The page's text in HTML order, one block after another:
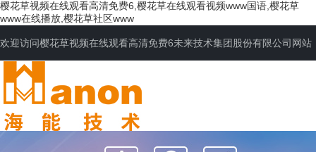
樱花草视频在线观看高清免费6,樱花草在线观看视频www国语,樱花草
www在线播放,樱花草社区www
欢迎访问樱花草视频在线观看高清免费6未来技术集团股份有限公司网站